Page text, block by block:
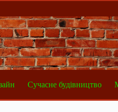
Сучасне будівництво